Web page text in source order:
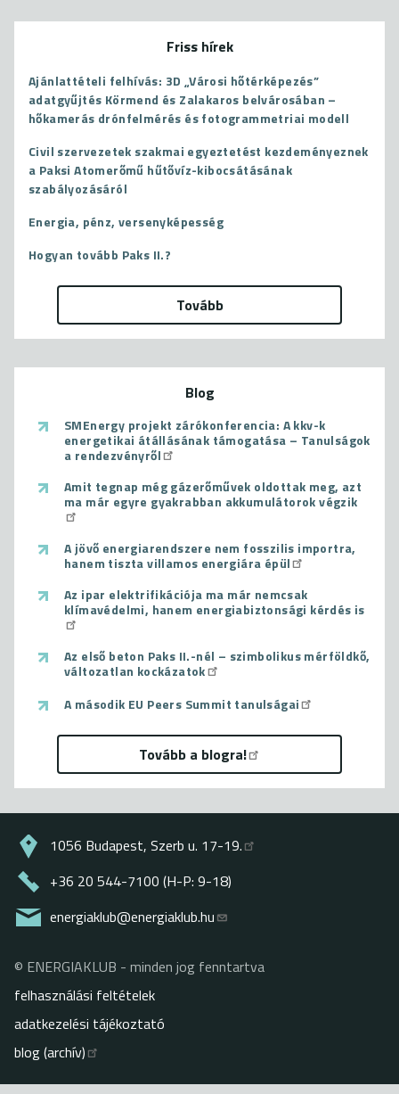
Friss hírek
Ajánlattételi felhívás: 3D „Városi hőtérképezés”
adatgyűjtés Körmend és Zalakaros belvárosában –
hőkamerás drónfelmérés és fotogrammetriai modell
Civil szervezetek szakmai egyeztetést kezdeményeznek
a Paksi Atomerőmű hűtővíz-kibocsátásának
szabályozásáról
Energia, pénz, versenyképesség
Hogyan tovább Paks II.?
Tovább
Blog
SMEnergy projekt zárókonferencia: A kkv-k
energetikai átállásának támogatása – Tanulságok
a rendezvényről
Amit tegnap még gázerőművek oldottak meg, azt
ma már egyre gyakrabban akkumulátorok végzik
A jövő energiarendszere nem fosszilis importra,
hanem tiszta villamos energiára épül
Az ipar elektrifikációja ma már nemcsak
klímavédelmi, hanem energiabiztonsági kérdés is
Az első beton Paks II.-nél – szimbolikus mérföldkő,
változatlan kockázatok
A második EU Peers Summit tanulságai
Tovább a blogra!
1056 Budapest, Szerb u. 17-19.
+36 20 544-7100 (H-P: 9-18)
energiaklub@energiaklub.hu
Lábléc
© ENERGIAKLUB - minden jog fenntartva
felhasználási feltételek
adatkezelési tájékoztató
blog (archív)